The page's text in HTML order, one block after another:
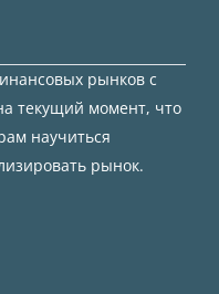
рынков с
текущий момент, что
научиться
рынок.